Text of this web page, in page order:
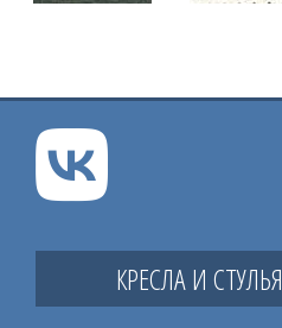
КРЕСЛА И СТУЛЬЯ